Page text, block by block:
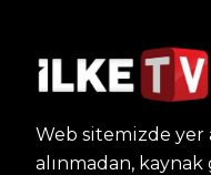
Web sitemizde
alınmadan,